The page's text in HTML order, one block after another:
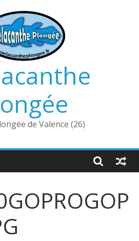
de Valence (26)